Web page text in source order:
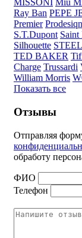
MISSONI Miu
Ray Ban PEPE
Premier Prodesiqn
S.T.Dupont Saint
Silhouette
TED BAKER
Charge Trussardi
William Morris
Показать все
Отзывы
Отправляя
обработу
ФИО
Телефон